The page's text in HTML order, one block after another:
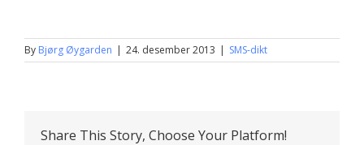
By Bjørg Øygarden | 24. desember 2013 | SMS-dikt
Share This Story, Choose Your Platform!